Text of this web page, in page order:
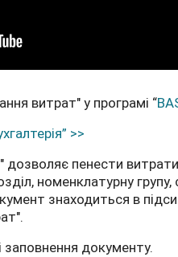
витрат" у програмі “
>>
пенести
номенклатурну
знаходиться в
заповнення документу.